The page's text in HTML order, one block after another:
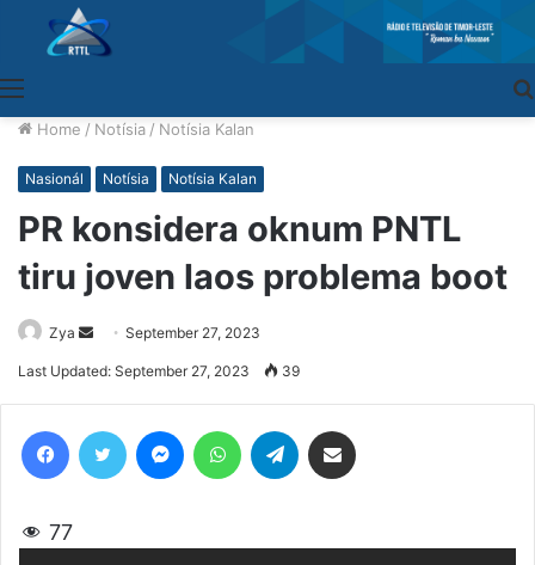
Home / Notísia / Notísia Kalan
Nasionál Notísia Notísia Kalan
PR konsidera oknum PNTL
tiru joven laos problema boot
Zya
Send
an
September 27, 2023
Last Updated: September 27, 2023 39
77